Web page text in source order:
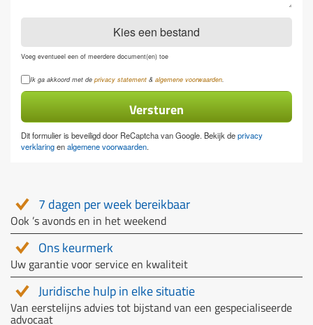
Kies een bestand
Voeg eventueel een of meerdere document(en) toe
Privacyverklaring
Ik ga akkoord met de privacy statement & algemene voorwaarden
Dit formulier is beveiligd door ReCaptcha van Google. Bekijk deprivacy
verklaringenalgemene voorwaarden.
7 dagen per week bereikbaar
Ook ’s avonds en in het weekend
Ons keurmerk
Uw garantie voor service en kwaliteit
Juridische hulp in elke situatie
Van eerstelijns advies tot bijstand van een gespecialiseerde
advocaat